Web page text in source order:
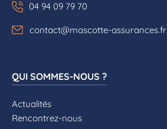
04 94 09 79 70
contact@mascotte-assurances.fr
QUI SOMMES-NOUS ?
Actualités
Rencontrez-nous